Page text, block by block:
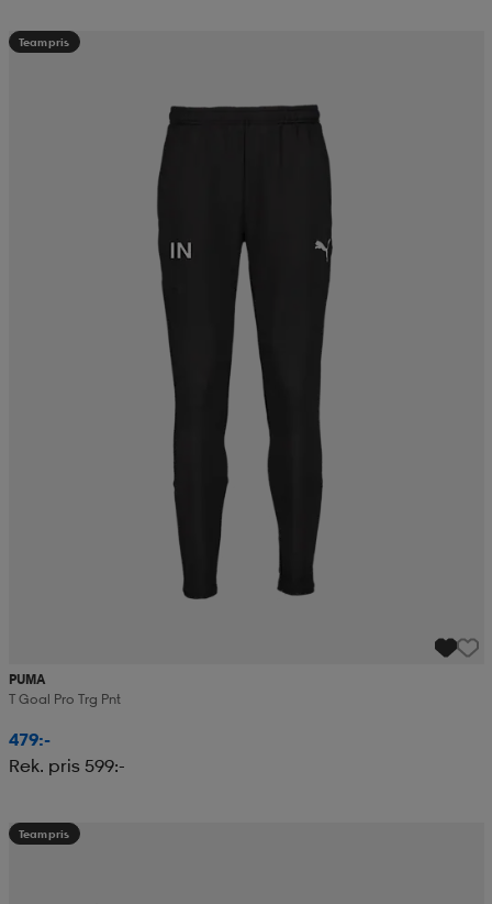
Teampris
PUMA
T Goal Pro Trg Pnt
479:-
Rek. pris 599:-
Teampris